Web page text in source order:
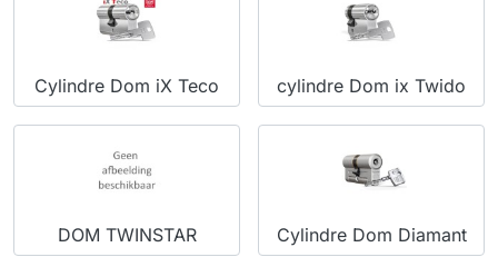
Cylindre Dom iX Teco cylindre Dom ix Twido
DOM TWINSTAR Cylindre Dom Diamant